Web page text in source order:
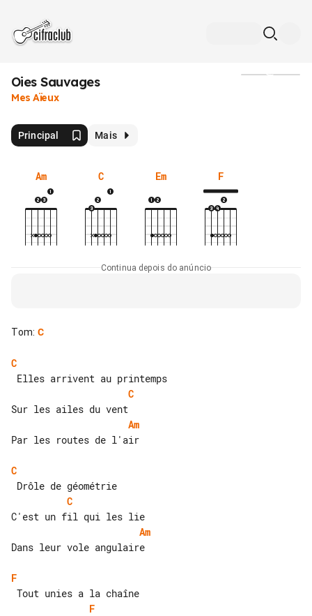
Oies Sauvages
Mes Aïeux
Principal Mais
Am C Em F
Continua depois do anúncio
Tom: C
C
C
Am
Par les routes de l'air
C
C
Am
Dans leur vole angulaire
F
F